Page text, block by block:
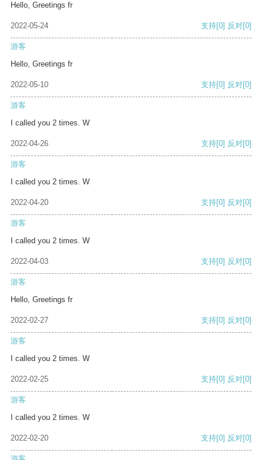
Hello, Greetings fr
2022-05-24 支持[0] 反对[0]
游客
Hello, Greetings fr
2022-05-10 支持[0] 反对[0]
游客
I called you 2 times. W
2022-04-26 支持[0] 反对[0]
游客
I called you 2 times. W
2022-04-20 支持[0] 反对[0]
游客
I called you 2 times. W
2022-04-03 支持[0] 反对[0]
游客
Hello, Greetings fr
2022-02-27 支持[0] 反对[0]
游客
I called you 2 times. W
2022-02-25 支持[0] 反对[0]
游客
I called you 2 times. W
2022-02-20 支持[0] 反对[0]